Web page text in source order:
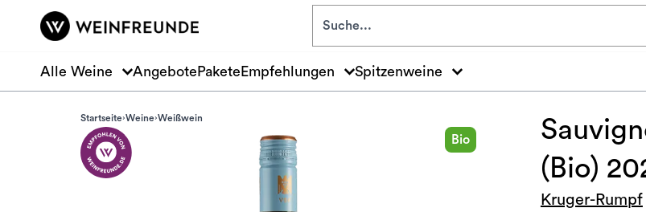
Zum Hauptinhalt springen
Alle Weine Angebote Pakete Empfehlungen Spitzenweine
Startseite Weine Weißwein
Bio
(Bio)
Kruger-Rumpf